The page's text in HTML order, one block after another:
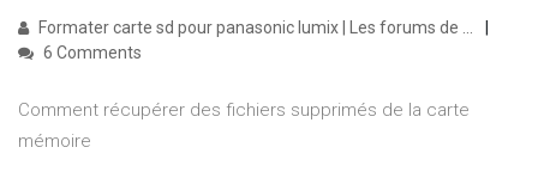
Formater carte sd pour panasonic lumix | Les forums de ...
6 Comments
Comment récupérer des fichiers supprimés de la carte
mémoire